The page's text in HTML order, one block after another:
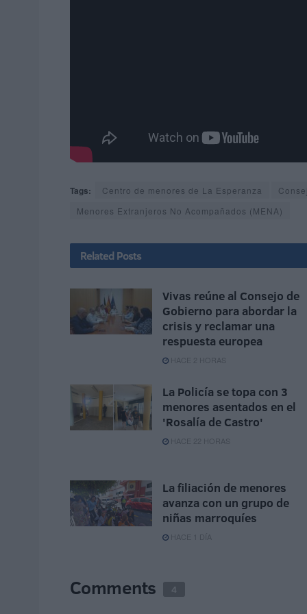
Tags: Centro de menores de La Esperanza
Menores Extranjeros No Acompañados (MENA)
Related Posts
Vivas reúne al Consejo de
Gobierno para abordar la
crisis y reclamar una
respuesta europea
HACE 2 HORAS
La Policía se topa con 3
menores asentados en el
'Rosalía de Castro'
HACE 22 HORAS
La filiación de menores
avanza con un grupo de
niñas marroquíes
HACE 1 DÍA
Comments 4